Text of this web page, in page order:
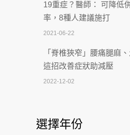
一手刮」】 宣導
2026-07-02
2026-07-02
4連霸議員黃秋澤癌逝！
西園醫院55周年 7／10捐
19重症？醫師： 可降低
率，8種人建議施打
2021-06-22
「脊椎狹窄」腰痛腿麻
這招改善症狀助減壓
2022-12-02
2022-02-17
選擇年份